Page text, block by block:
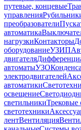
путевые, концевые
управления
преобразователи
автоматика
нагрузкиКонтакторы
оборудованиеУЗИП
двигателя
автоматыУЗО
электродвигателей
автоматики
освещение
светильникиТрековые
светотехники
лентВентиляция